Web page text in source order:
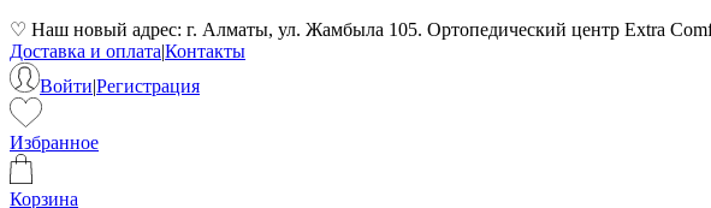
♡ Наш новый адрес: г. Алматы, ул. Жамбыла 105. Ортопедический центр Extra
Доставка и оплата|Контакты
Войти|Регистрация
Избранное
Корзина